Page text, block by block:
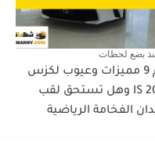
بضع لحظات
اهم 9 مميزات وعيوب لكزس
IS 2026 وهل تستحق لقب
الفخامة الرياضية